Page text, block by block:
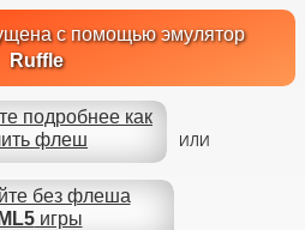
с помощью эмулятор
Ruffle
подробнее как
флеш
ИЛИ
без флеша
игры